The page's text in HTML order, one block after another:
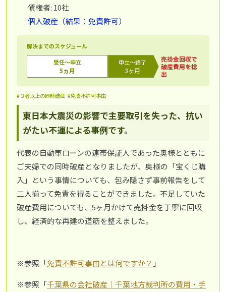
債権者: 10社
個人破産（結果：免責許可）
解決までのスケジュール
受任～申立
5ヵ月
申立～終了
3ヶ月
売掛金回収で
破産費用を捻
出
#３者以上の同時破産 #免責不許可事由
東日本大震災の影響で主要取引を失った、抗い
がたい不運による事例です。
代表の自動車ローンの連帯保証人であった奥様とともに
ご夫婦での同時破産となりましたが、奥様の「宝くじ購
入」という事情についても、包み隠さず事前報告をして
二人揃って免責を得ることができました。不足していた
破産費用についても、5ヶ月かけて売掛金を丁寧に回収
し、経済的な再建の道筋を整えました。
※参照「免責不許可事由とは何ですか？ 」
※参照「千葉県の会社破産｜千葉地方裁判所の費用・手